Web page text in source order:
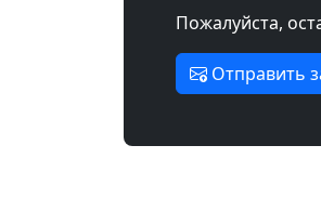
Пожалуйста,
Отправить